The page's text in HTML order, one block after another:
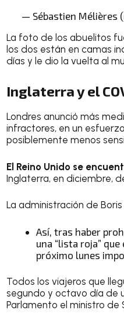
— Sébastien Mélières
La foto de los abuelitos
los dos están en camas
días y le dio la vuelta al
Inglaterra y el
Londres anunció más
infractores, en un
posiblemente menos
El Reino Unido se
Inglaterra, en diciembre,
La administración de
Así, tras haber
una “lista roja”
próximo lunes
Todos los viajeros que
segundo y octavo día de
Parlamento el ministro de